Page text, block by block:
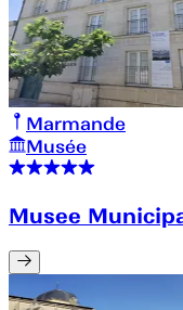
Marmande
Musée
Musee